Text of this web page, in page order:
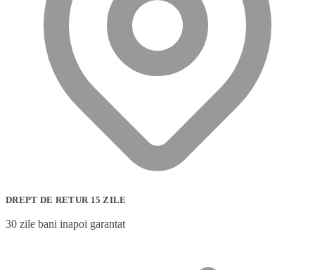
DREPT DE RETUR 15 ZILE
30 zile bani inapoi garantat